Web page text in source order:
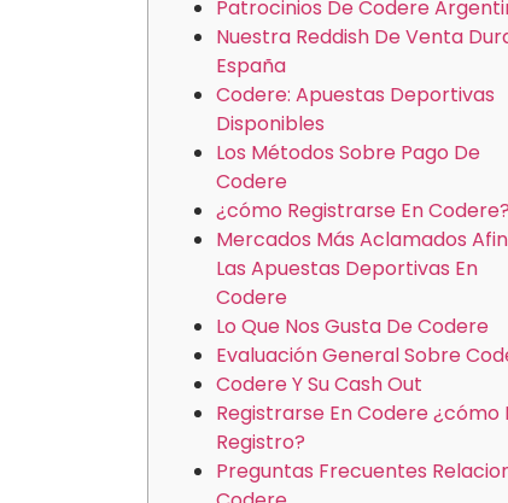
Patrocinios De Codere
Nuestra Reddish De Venta
España
Codere: Apuestas Deportivas
Disponibles
Los Métodos Sobre Pago De
Codere
¿cómo Registrarse En Codere?
Mercados Más Aclamados
Las Apuestas Deportivas En
Codere
Lo Que Nos Gusta De Codere
Evaluación General Sobre
Codere Y Su Cash Out
Registrarse En Codere ¿cómo
Registro?
Preguntas Frecuentes